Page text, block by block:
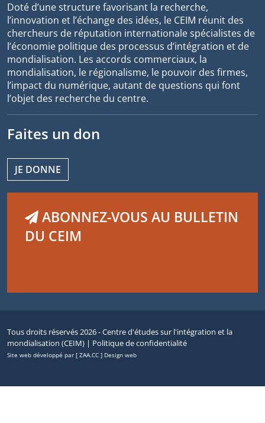
Doté d’une structure favorisant la recherche,
l’innovation et l’échange des idées, le CEIM réunit des
chercheurs de réputation internationale spécialistes de
l’économie politique des processus d’intégration et de
mondialisation. Les accords commerciaux, la
mondialisation, le régionalisme, le pouvoir des firmes,
l’impact du numérique, autant de questions qui font
l’objet des recherche du centre.
Faites un don
JE DONNE
ABONNEZ-VOUS AU BULLETIN
DU CEIM
Tous droits réservés 2026 - Centre d'études sur l'intégration et la
mondialisation (CEIM) | Politique de confidentialité
Site web développé par [ ZAA.CC ] Design web